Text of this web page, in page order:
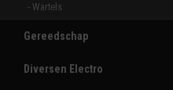
- Wartels
Gereedschap
Diversen Electro